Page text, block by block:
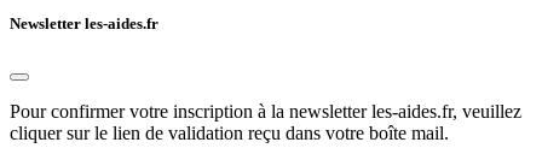
Newsletter les-aides.fr
Pour confirmer votre inscription à la newsletter les-aides.fr, veuillez
cliquer sur le lien de validation reçu dans votre boîte mail.